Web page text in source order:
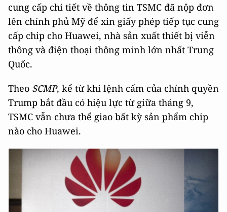
cung cấp chi tiết về thông tin TSMC đã nộp đơn
lên chính phủ Mỹ để xin giấy phép tiếp tục cung
cấp chip cho Huawei, nhà sản xuất thiết bị viễn
thông và điện thoại thông minh lớn nhất Trung
Quốc.
Theo SCMP, kể từ khi lệnh cấm của chính quyền
Trump bắt đầu có hiệu lực từ giữa tháng 9,
TSMC vẫn chưa thể giao bất kỳ sản phẩm chip
nào cho Huawei.